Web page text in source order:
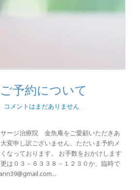
予約について
コメントはまだありません
ージ治療院 金魚庵をご愛顧いただきあ
変申し訳ございません、ただいま予約メ
なっております。 お手数をおかけします
は０３－６３３８－１２３０か、臨時で